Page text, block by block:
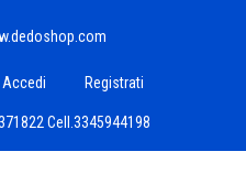
Accedi Registrati
Cell.3345944198